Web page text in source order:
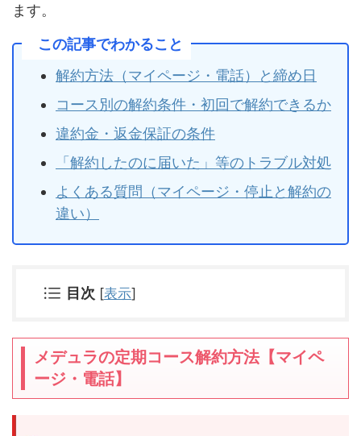
ます。
この記事でわかること
解約方法（マイページ・電話）と締め日
コース別の解約条件・初回で解約できるか
違約金・返金保証の条件
「解約したのに届いた」等のトラブル対処
よくある質問（マイページ・停止と解約の
違い）
目次 [表示]
メデュラの定期コース解約方法【マイペ
ージ・電話】